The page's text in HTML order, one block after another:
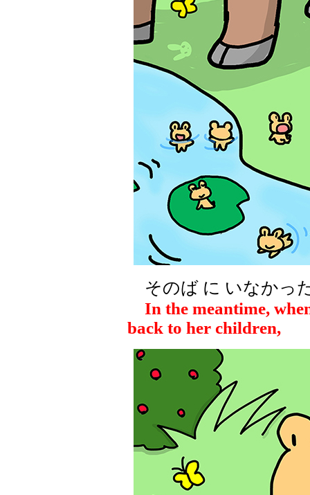
そのば に いなかっ
In the meantime,
back to her children,